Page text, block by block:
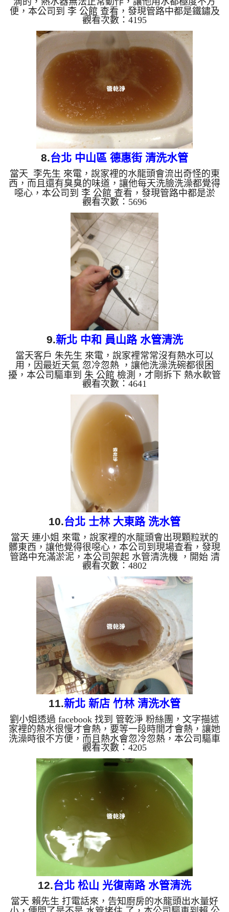
便，本公司到 李 公館 查看，發現管路中都是鐵鏽及
異物，本公司架起 水管清洗機 ，開始 清洗水管 ，廢
水狂噴，如下圖及影片，李先生 看傻了眼，，清洗
水管 過程堵住了好幾次，本公司改以特殊工法處
理， 水管清洗 約兩小時後，出水量變大， 李先生終
於有熱水可以用了。 清洗水管, 水管清洗, 洗水管,
熱水管堵塞, 熱水忽冷忽熱, 洗管路, 清管路 ...
觀看次數：4195
8.台北 中山區 德惠街 清洗水管
當天 李先生 來電，說家裡的水龍頭會流出奇怪的東
西，而且還有臭臭的味道，讓他每天洗臉洗澡都覺得
噁心，本公司到 李 公館 查看，發現管路中都是淤
泥，管路累積太多異物後，便從水龍頭流出了，本公
司架起 水管清洗機 ，開始 清洗水管 ，髒水狂噴，如
下圖及影片，李先生 嚇到叫了一聲， 水管清洗 約兩
小時後，不在有髒水， 李先生總算能正常用水了。
清洗水管, 水管清洗, 洗水管, 熱水管堵塞, 熱水忽冷忽
熱, 洗管路, 清管路 ...
觀看次數：5696
9.新北 中和 員山路 水管清洗
當天客戶 朱先生 來電，說家裡常常沒有熱水可以
用，因最近天氣 忽冷忽熱 ，讓他洗澡洗碗都很困
擾，本公司驅車到 朱 公館 檢測，才剛拆下 熱水軟管
，就發現管路裡面結了一層厚厚的碳酸鈣，所以水無
法正常通過，，本公司架起 水管清洗機 ，開始 清洗
水管 ，髒水狂噴，如下圖及影片，朱先生 感覺說不
出話來，清洗水管 過程堵住了好幾次，本公司改以
特殊工法處理， 水管清洗 約兩小時後，出水量變
大， 朱先生總算能正常使用熱水了。 清洗水管, 水管
清洗, 洗水管, 熱水管堵塞, 熱水忽冷忽熱...
觀看次數：4641
10.台北 士林 大東路 洗水管
當天 連小姐 來電，說家裡的水龍頭會出現顆粒狀的
髒東西，讓他覺得很噁心，本公司到現場查看，發現
管路中充滿淤泥，本公司架起 水管清洗機 ，開始 清
洗水管 ，泥水從水龍頭狂噴，馬上就掉出一堆髒東
西，像是泡沫紅茶，如下圖及影片，連小姐嚇了一
跳，原來水管裡面這麼髒，每天都用這髒水， 水管
清洗 約兩小時後，出水不在有髒東西， 連小姐能正
常用水了。 清洗水管, 水管清洗, 洗水管, 熱水管堵
塞, 熱水忽冷忽熱, 洗管路, 清管路 ...
觀看次數：4802
11.新北 新店 竹林 清洗水管
劉小姐透過 facebook 找到 管乾淨 粉絲團，文字描述
家裡的熱水很慢才會熱，要等一段時間才會熱，讓她
洗澡時很不方便，而且熱水會忽冷忽熱，本公司驅車
到 劉小姐 家裡檢測，發現管路裡面都是泥沙及鐵
鏽，所以水無法正常通過，，本公司架起 水管清洗
機 ，開始 清洗水管 ，鐵鏽水從水龍頭狂噴，馬上就
裝滿一杯黑水，如下圖及影片，劉小姐嚇一跳，水管
怎麼藏了這麼多東西，清洗水管 過程堵住了好幾
次，本公司改以特殊工法處理， 水管清洗 約兩小時
後，出水量變大， 劉小姐能痛快的洗澡了。 清洗...
觀看次數：4205
12.台北 松山 光復南路 水管清洗
當天 賴先生 打電話來，告知廚房的水龍頭出水量好